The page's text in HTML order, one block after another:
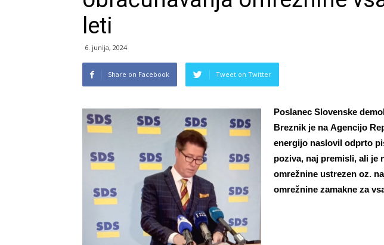
leti
6. junija, 2024
Share on Facebook Tweet on Twitter
Poslanec Slovenske
Breznik je na Agencijo
energijo naslovil odprto
poziva, naj premisli, ali je
omrežnine ustrezen oz.
omrežnine zamakne za